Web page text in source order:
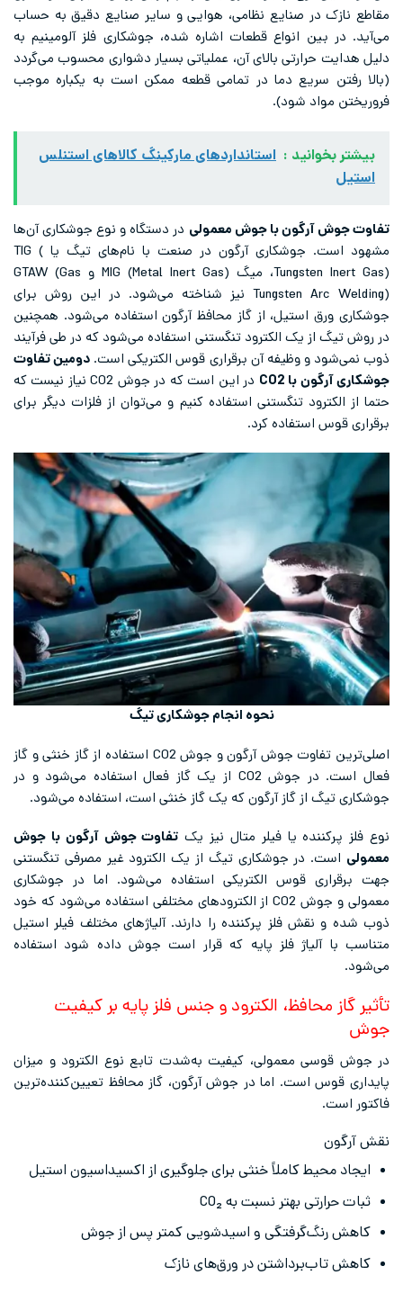
مقاطع نازک در صنایع نظامی، هوایی و سایر صنایع دقیق به حساب
می‌آید. در بین انواع قطعات اشاره شده، جوشکاری فلز آلومینیم به
دلیل هدایت حرارتی بالای آن، عملیاتی بسیار دشواری محسوب می‌گردد
(بالا رفتن سریع دما در تمامی قطعه ممکن است به یکباره موجب
فروریختن مواد شود).
بیشتر بخوانید : استانداردهای مارکینگ کالاهای استنلس
استیل
تفاوت جوش آرگون با جوش معمولی در دستگاه و نوع جوشکاری آن‌ها
مشهود است. جوشکاری آرگون در صنعت با نام‌های تیگ یا TIG (
Tungsten Inert Gas)، میگ MIG (Metal Inert Gas) و GTAW (Gas
Tungsten Arc Welding) نیز شناخته می‌شود. در این روش برای
جوشکاری ورق استیل، از گاز محافظ آرگون استفاده می‌شود. همچنین
در روش تیگ از یک الکترود تنگستنی استفاده می‌شود که در طی فرآیند
ذوب نمی‌شود و وظیفه آن برقراری قوس الکتریکی است. دومین تفاوت
جوشکاری آرگون با
در این است که در جوش CO2 نیاز نیست که
حتما از الکترود تنگستنی استفاده کنیم و می‌توان از فلزات دیگر برای
برقراری قوس استفاده کرد.
نحوه انجام جوشکاری تیگ
اصلی‌ترین تفاوت جوش آرگون و جوش CO2 استفاده از گاز خنثی و گاز
فعال است. در جوش CO2 از یک گاز فعال استفاده می‌شود و در
جوشکاری تیگ از گاز آرگون که یک گاز خنثی است، استفاده می‌شود.
نوع فلز پرکننده یا فیلر متال نیز یک تفاوت جوش آرگون با جوش
معمولی است. در جوشکاری تیگ از یک الکترود غیر مصرفی تنگستنی
جهت برقراری قوس الکتریکی استفاده می‌شود. اما در جوشکاری
معمولی و جوش CO2 از الکترودهای مختلفی استفاده می‌شود که خود
ذوب شده و نقش فلز پرکننده را دارند. آلیاژهای مختلف فیلر استیل
متناسب با آلیاژ فلز پایه که قرار است جوش داده شود استفاده
می‌شود.
تأثیر گاز محافظ، الکترود و جنس فلز پایه بر کیفیت
جوش
در جوش قوسی معمولی، کیفیت به‌شدت تابع نوع الکترود و میزان
پایداری قوس است. اما در جوش آرگون، گاز محافظ تعیین‌کننده‌ترین
فاکتور است.
نقش آرگون
ایجاد محیط کاملاً خنثی برای جلوگیری از اکسیداسیون استیل
ثبات حرارتی بهتر نسبت به CO₂
کاهش رنگ‌گرفتگی و اسیدشویی کمتر پس از جوش
کاهش تاب‌برداشتن در ورق‌های نازک